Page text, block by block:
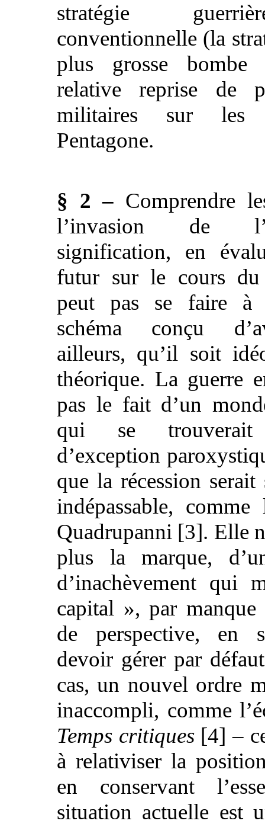
stratégie
conventionnelle (la
plus grosse
relative reprise de
militaires sur
Pentagone.
§ 2 – Comprendre
l’invasion de
signification, en
futur sur le cours du
peut pas se faire à
schéma conçu
ailleurs, qu’il soit
théorique. La guerre
pas le fait d’un
qui se
d’exception
que la récession
indépassable,
Quadrupanni [3]. Elle
plus la marque,
d’inachèvement qui
capital », par
de perspective, en
devoir gérer par
cas, un nouvel ordre
inaccompli, comme
Temps critiques[4] –
à relativiser la
en conservant
situation actuelle est